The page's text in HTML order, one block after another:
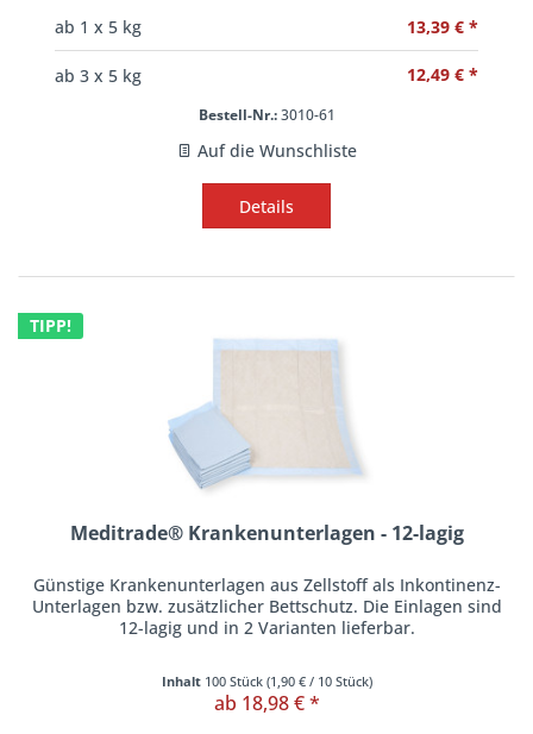
ab 1x 5 kg 13,39 € *
ab 3x 5 kg 12,49 € *
Bestell-Nr.:3010-61
Auf die Wunschliste
Details
TIPP!
Meditrade® Krankenunterlagen - 12-lagig
Günstige Krankenunterlagen aus Zellstoff als Inkontinenz-
Unterlagen bzw. zusätzlicher Bettschutz. Die Einlagen sind
12-lagig und in 2 Varianten lieferbar.
Inhalt 100 Stück (1,90 €/ 10 Stück)
ab 18,98 € *